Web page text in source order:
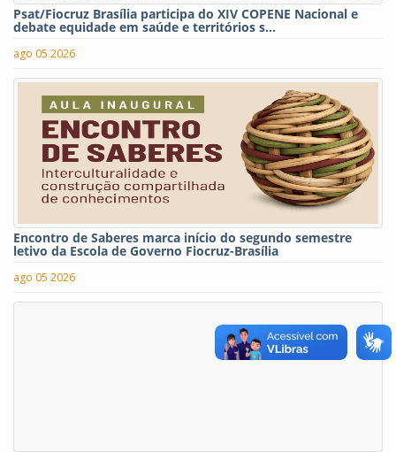
Psat/Fiocruz Brasília participa do XIV COPENE Nacional e
debate equidade em saúde e territórios s...
ago 05 2026
Encontro de Saberes marca início do segundo semestre
letivo da Escola de Governo Fiocruz-Brasília
ago 05 2026